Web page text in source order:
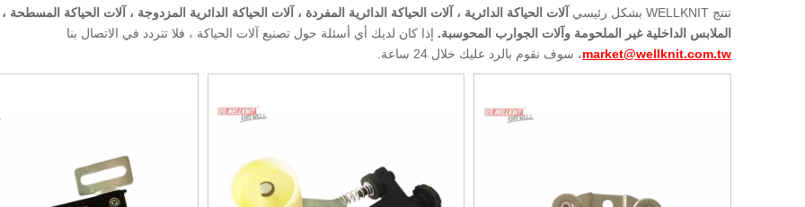
تنتج WELLKNIT بشكل رئيسي
آلات الحياكة الدائرية ، آلات الحياكة الدائرية المفردة ، آلات الحياكة الدائرية المزدوجة ، آلات الحياكة المسطحة
الملابس الداخلية غير الملحومة وآلات الجوارب المحوسبة. إذا كان لديك أي أسئلة حول تصنيع آلات الحياكة ، فلا تتردد في الاتصال بنا
market@wellknit.com.tw، سوف نقوم بالرد عليك خلال 24 ساعة.